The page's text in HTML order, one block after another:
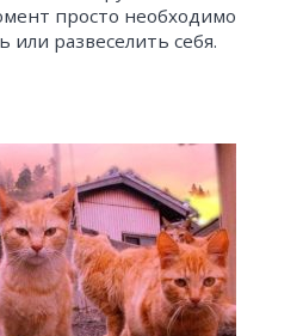
просто необходимо
или развеселить себя.